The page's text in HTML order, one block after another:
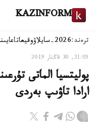
KAZINFORM
ترەند:2026-سايلاۋ وقيعا
21:05, 30 قاڭتار 2019
پوليتسيا الماتى
ارادا تاۋىپ بەردى